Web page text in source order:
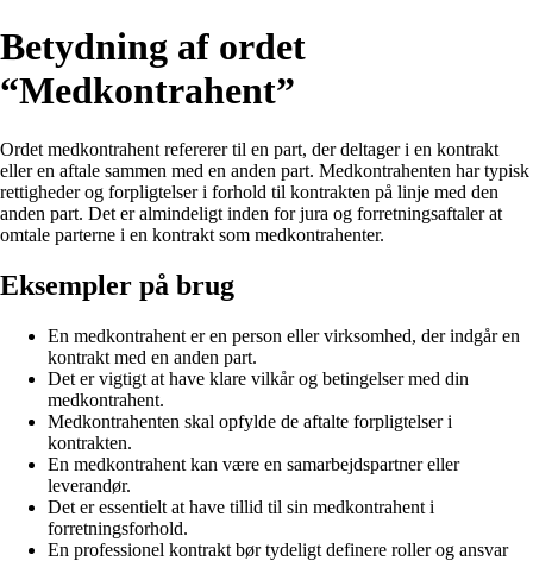
Betydning af ordet
“Medkontrahent”
Ordet medkontrahent refererer til en part, der deltager i en kontrakt
eller en aftale sammen med en anden part. Medkontrahenten har typisk
rettigheder og forpligtelser i forhold til kontrakten på linje med den
anden part. Det er almindeligt inden for jura og forretningsaftaler at
omtale parterne i en kontrakt som medkontrahenter.
Eksempler på brug
En medkontrahent er en person eller virksomhed, der indgår en
kontrakt med en anden part.
Det er vigtigt at have klare vilkår og betingelser med din
medkontrahent.
Medkontrahenten skal opfylde de aftalte forpligtelser i
kontrakten.
En medkontrahent kan være en samarbejdspartner eller
leverandør.
Det er essentielt at have tillid til sin medkontrahent i
forretningsforhold.
En professionel kontrakt bør tydeligt definere roller og ansvar